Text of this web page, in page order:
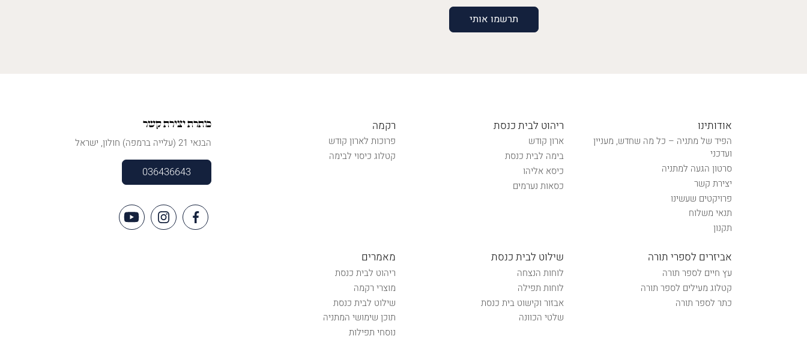
אודותינו
הפיד של מתניה – כל מה שחדש, מעניין
ועדכני
סרטון הגעה למתניה
יצירת קשר
פרויקטים שעשינו
תנאי משלוח
תקנון
ריהוט לבית כנסת
ארון קודש
בימה לבית כנסת
כיסא אליהו
כסאות נערמים
רקמה
פרוכות לארון קודש
קטלוג כיסוי לבימה
אביזרים לספרי תורה
עץ חיים לספר תורה
קטלוג מעילים לספר תורה
כתר לספר תורה
שילוט לבית כנסת
לוחות הנצחה
לוחות תפילה
אבזור וקישוט בית כנסת
שלטי הכוונה
מאמרים
ריהוט לבית כנסת
מוצרי רקמה
שילוט לבית כנסת
תוכן שימושי המתניה
נוסחי תפילות
כותרת יצירת קשר
הבנאי 21 (עלייה ברמפה) חולון, ישראל
036436643